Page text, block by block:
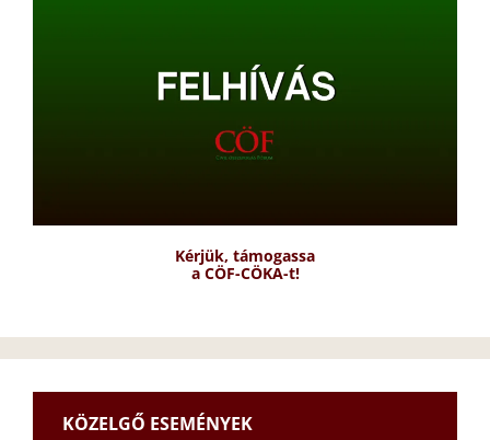
Kérjük, támogassa
a CÖF-CÖKA-t!
KÖZELGŐ ESEMÉNYEK